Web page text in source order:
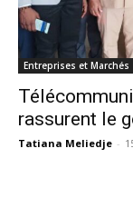
Entreprises et Marchés
rassurent le
Tatiana Meliedje -